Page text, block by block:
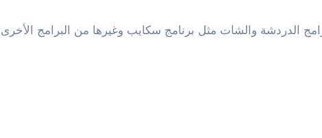
الدردشة والشات مثل برنامج سكايب وغيرها من البرامج